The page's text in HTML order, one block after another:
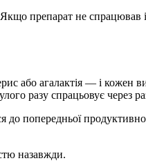
препарат не
або агалактія — і кожен
разу спрацьовує через
попередньої
назавжди.